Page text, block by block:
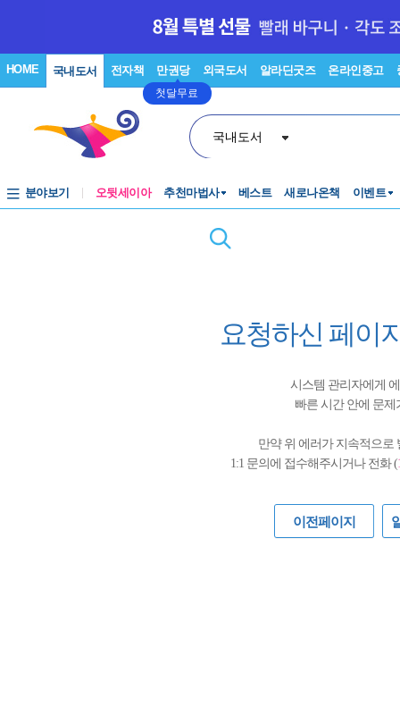
HOME 국내도서 전자책 만권당
첫달무료
외국도서 알라딘굿즈 온라인중고
국내도서
분야보기 오뒷세이아 추천마법사 베스트 새로나온책 이벤트
요청하신 페이
시스템 관리자에게
빠른 시간 안에 문
만약 위 에러가 지속적으로
1:1 문의에 접수해주시거나 전화 (
이전페이지